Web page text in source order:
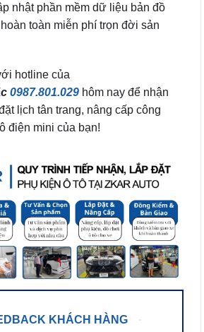
nhật phần mềm dữ liệu bản đồ
toàn miễn phí trọn đời sản
hotline của
0987.801.029 hôm nay để nhận
lịch tân trang, nâng cấp công
điện mini của bạn!
KHÁCH HÀNG